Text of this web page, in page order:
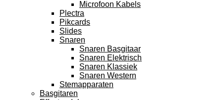
Microfoon Kabels
Plectra
Pikcards
Slides
Snaren
Snaren Basgitaar
Snaren Elektrisch
Snaren Klassiek
Snaren Western
Stemapparaten
Basgitaren